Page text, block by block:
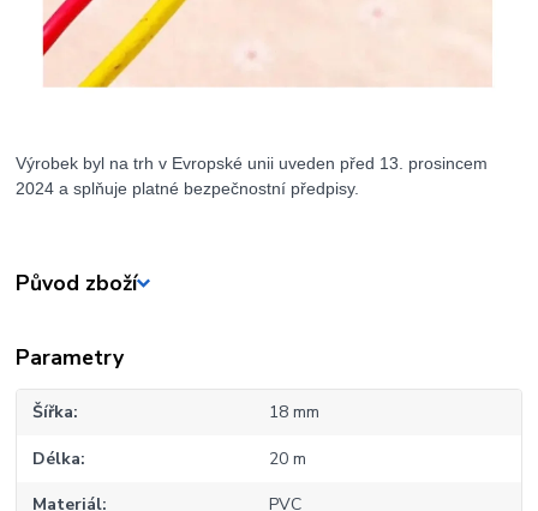
Výrobek byl na trh v Evropské unii uveden před 13. prosincem
2024 a splňuje platné bezpečnostní předpisy.
Původ zboží
Parametry
Šířka 18 mm
Délka 20 m
Materiál PVC